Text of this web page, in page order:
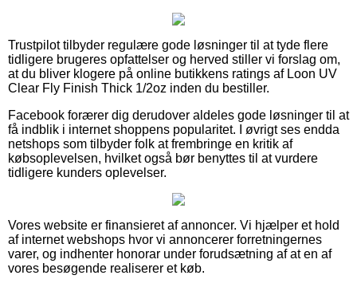
Trustpilot tilbyder regulære gode løsninger til at tyde flere
tidligere brugeres opfattelser og herved stiller vi forslag om,
at du bliver klogere på online butikkens ratings af Loon UV
Clear Fly Finish Thick 1/2oz inden du bestiller.
Facebook forærer dig derudover aldeles gode løsninger til at
få indblik i internet shoppens popularitet. I øvrigt ses endda
netshops som tilbyder folk at frembringe en kritik af
købsoplevelsen, hvilket også bør benyttes til at vurdere
tidligere kunders oplevelser.
Vores website er finansieret af annoncer. Vi hjælper et hold
af internet webshops hvor vi annoncerer forretningernes
varer, og indhenter honorar under forudsætning af at en af
vores besøgende realiserer et køb.